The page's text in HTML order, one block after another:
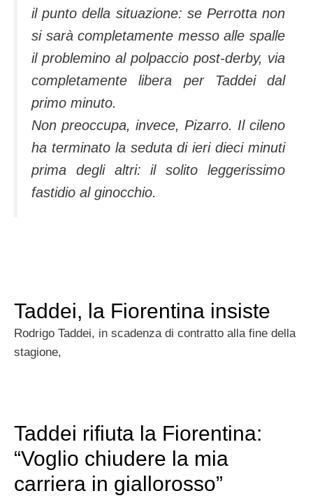
il punto della situazione: se Perrotta non
si sarà completamente messo alle spalle
il problemino al polpaccio post-derby, via
completamente libera per Taddei dal
primo minuto.
Non preoccupa, invece, Pizarro. Il cileno
ha terminato la seduta di ieri dieci minuti
prima degli altri: il solito leggerissimo
fastidio al ginocchio.
Taddei, la Fiorentina insiste
Rodrigo Taddei, in scadenza di contratto alla fine della
stagione,
Taddei rifiuta la Fiorentina:
“Voglio chiudere la mia
carriera in giallorosso”